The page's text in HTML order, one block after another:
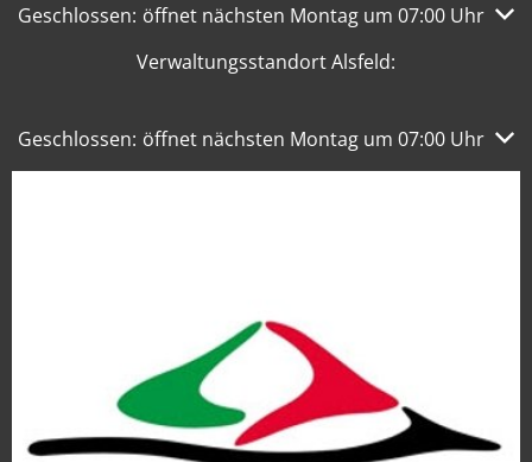
Klicken, um weitere Öffnungs- oder Schließzeiten
Geschlossen: öffnet nächsten Montag um 07:00 Uhr
Verwaltungsstandort Alsfeld:
Klicken, um weitere Öffnungs- oder Schließzeiten
Geschlossen: öffnet nächsten Montag um 07:00 Uhr